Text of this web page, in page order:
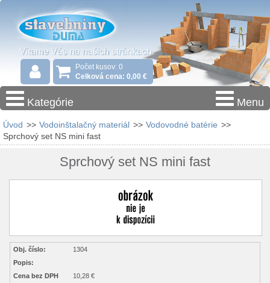
Počet kusov: 0
Celková cena: 0,00 €
Kategórie Menu
Úvod >> Vodoinštalačný materiál >> Vodovodné batérie >>
Sprchový set NS mini fast
Sprchový set NS mini fast
Obj. číslo:
1304
Popis:
Cena bez DPH
10,28 €